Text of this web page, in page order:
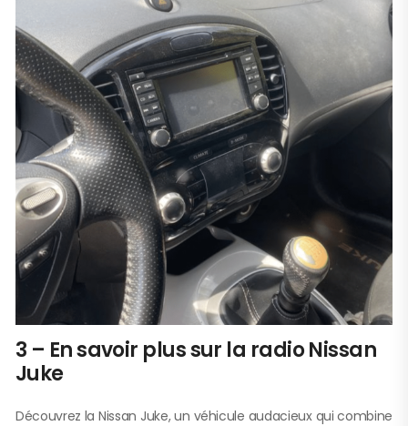
3 – En savoir plus sur la radio Nissan
Juke
Découvrez la Nissan Juke, un véhicule audacieux qui combine